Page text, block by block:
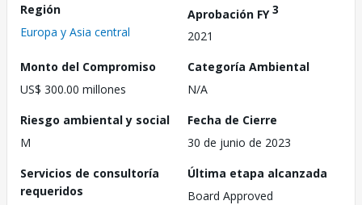
Región
Europa y Asia central
Aprobación FY3
2021
Monto del Compromiso
US$ 300.00 millones
Categoría Ambiental
N/A
Riesgo ambiental y social
M
Fecha de Cierre
30 de junio de 2023
Servicios de consultoría
requeridos
Última etapa alcanzada
Board Approved